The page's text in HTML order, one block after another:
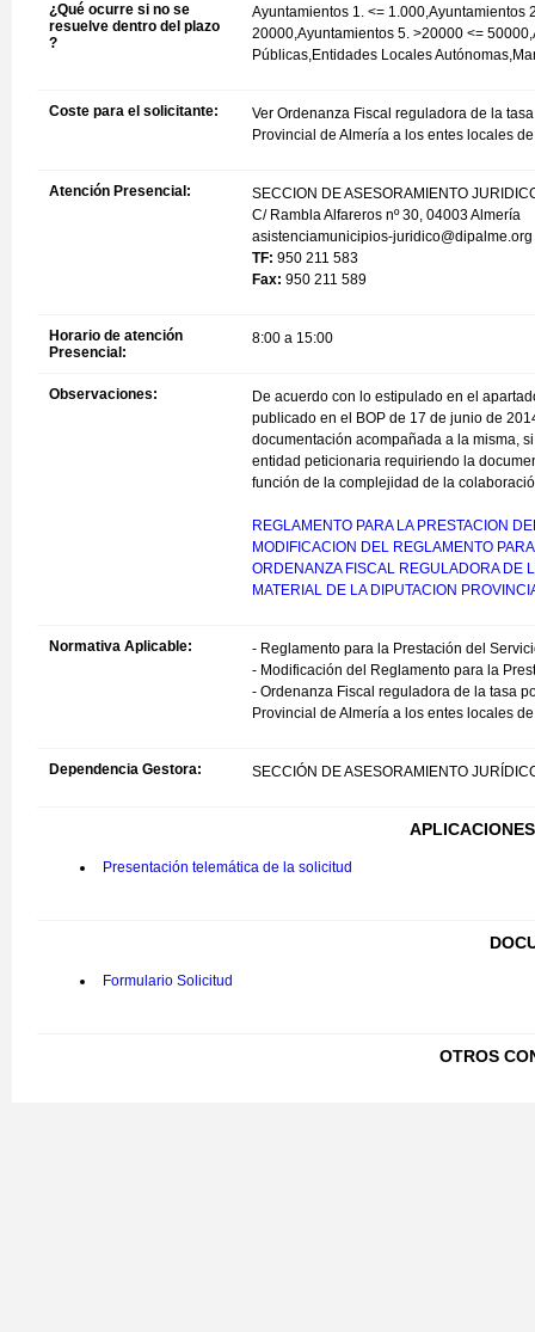
¿Qué ocurre si no se
resuelve dentro del plazo
?
Ayuntamientos 1. <= 1.000,Ayuntamientos
20000,Ayuntamientos 5. >20000 <=
Públicas,Entidades Locales
Coste para el solicitante:
Ver Ordenanza Fiscal reguladora de la
Provincial de Almería a los entes locales
Atención Presencial:
SECCION DE ASESORAMIENTO
C/ Rambla Alfareros nº 30, 04003 Almería
asistenciamunicipios-juridico@dipalme.org
TF: 950 211 583
Fax: 950 211 589
Horario de atención
Presencial:
8:00 a 15:00
Observaciones:
De acuerdo con lo estipulado en el
publicado en el BOP de 17 de junio de
documentación acompañada a la misma,
entidad peticionaria requiriendo la
función de la complejidad de la
REGLAMENTO PARA LA PRESTACION
MODIFICACION DEL REGLAMENTO
ORDENANZA FISCAL REGULADORA DE
MATERIAL DE LA DIPUTACION
Normativa Aplicable:
- Reglamento para la Prestación del
- Modificación del Reglamento para la
- Ordenanza Fiscal reguladora de la tasa
Provincial de Almería a los entes locales
Dependencia Gestora: SECCIÓN DE ASESORAMIENTO
Presentación telemática de la solicitud
Formulario Solicitud
OTROS